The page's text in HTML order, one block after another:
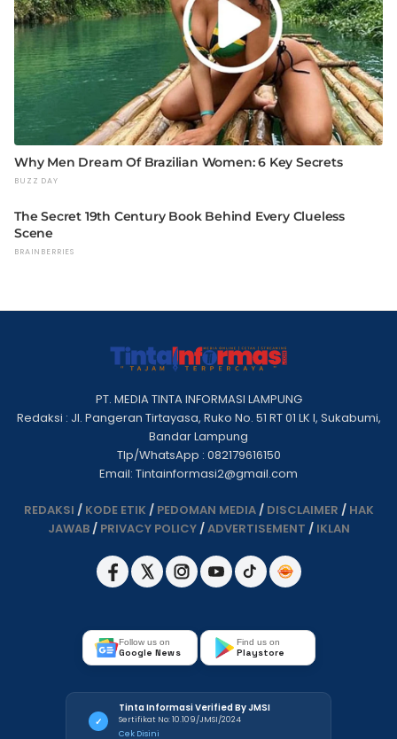
PT. MEDIA TINTA INFORMASI LAMPUNG
Redaksi : Jl. Pangeran Tirtayasa, Ruko No. 51 RT 01 LK I, Sukabumi,
Bandar Lampung
Tlp/WhatsApp : 082179616150
Email: Tintainformasi2@gmail.com
REDAKSI / KODE ETIK / PEDOMAN MEDIA/ DISCLAIMER / HAK
JAWAB/ PRIVACY POLICY/ADVERTISEMENT / IKLAN
Follow us on
Google News
Find us on
Playstore
✓
Tinta Informasi Verified By JMSI
Sertifikat No: 10.109/JMSI/2024
Cek Disini